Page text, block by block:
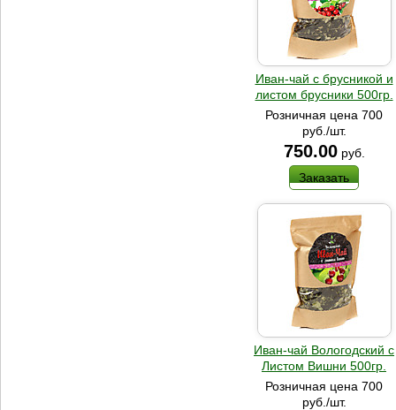
Иван-чай с брусникой и
листом брусники 500гр.
Розничная цена 700
руб./шт.
750.00 руб.
Заказать
Иван-чай Вологодский с
Листом Вишни 500гр.
Розничная цена 700
руб./шт.